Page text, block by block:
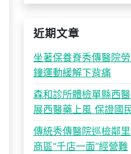
近期文章
坐著保養脊秀傳醫院
鐘運動緩解下背痛
森和診所體檢單縣西
展西醫藥上風 保證國
傳統秀傳醫院巡檢鄰
商區“千店一面”經營難